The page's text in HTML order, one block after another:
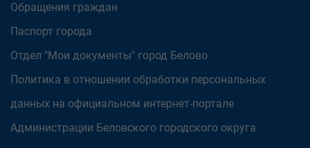
Обращения граждан
Паспорт города
Отдел "Мои документы" город Белово
Политика в отношении обработки персональных
данных на официальном интернет-портале
Администрации Беловского городского округа